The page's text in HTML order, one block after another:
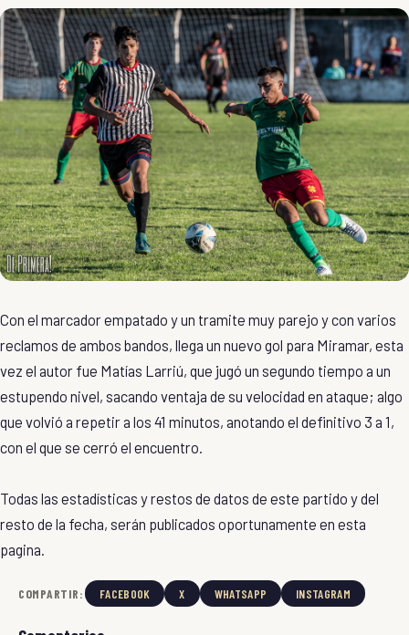
Con el marcador empatado y un tramite muy parejo y con varios
reclamos de ambos bandos, llega un nuevo gol para Miramar, esta
vez el autor fue Matías Larriú, que jugó un segundo tiempo a un
estupendo nivel, sacando ventaja de su velocidad en ataque; algo
que volvió a repetir a los 41 minutos, anotando el definitivo 3 a 1,
con el que se cerró el encuentro.
Todas las estadísticas y restos de datos de este partido y del
resto de la fecha, serán publicados oportunamente en esta
pagina.
COMPARTIR: FACEBOOK X WHATSAPP INSTAGRAM